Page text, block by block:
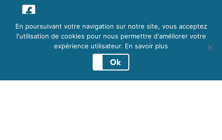
© Tous droits réservés 2026.
Développement par troisdeuxun.ch
Conditions d'utilisation
En poursuivant votre navigation sur notre site, vous acceptez
l'utilisation de cookies pour nous permettre d'améliorer votre
expérience utilisateur. En savoir plus
Ok